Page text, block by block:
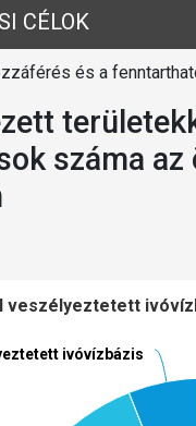
CÉLOK
és a
száma
ivóvízbázis
ivóvízbázis